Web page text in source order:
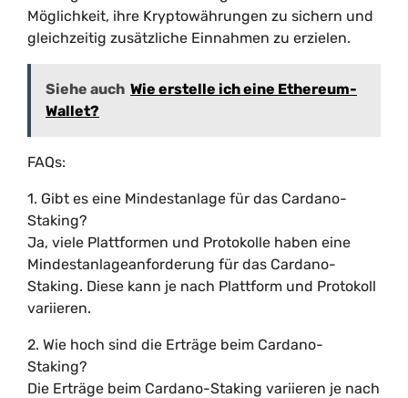
Möglichkeit, ihre Kryptowährungen zu sichern und
gleichzeitig zusätzliche Einnahmen zu erzielen.
Siehe auch Wie erstelle ich eine Ethereum-
Wallet?
FAQs:
1. Gibt es eine Mindestanlage für das Cardano-
Staking?
Ja, viele Plattformen und Protokolle haben eine
Mindestanlageanforderung für das Cardano-
Staking. Diese kann je nach Plattform und Protokoll
variieren.
2. Wie hoch sind die Erträge beim Cardano-
Staking?
Die Erträge beim Cardano-Staking variieren je nach